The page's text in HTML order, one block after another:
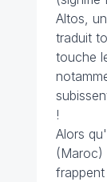
Altos,
traduit
touche
!
Alors
(Maroc)